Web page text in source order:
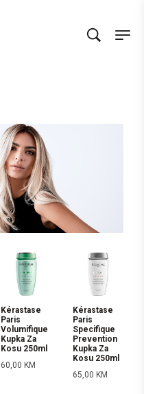
Kérastase
Paris
Volumifique
Kupka Za
Kosu 250ml
60,00 KM
Kérastase
Paris
Specifique
Prevention
Kupka Za
Kosu 250ml
65,00 KM